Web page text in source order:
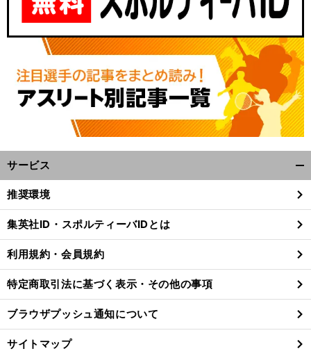
サービス
閉
る
推奨環境
集英社ID・スポルティーバIDとは
利用規約・会員規約
特定商取引法に基づく表示・その他の事項
ブラウザプッシュ通知について
サイトマップ